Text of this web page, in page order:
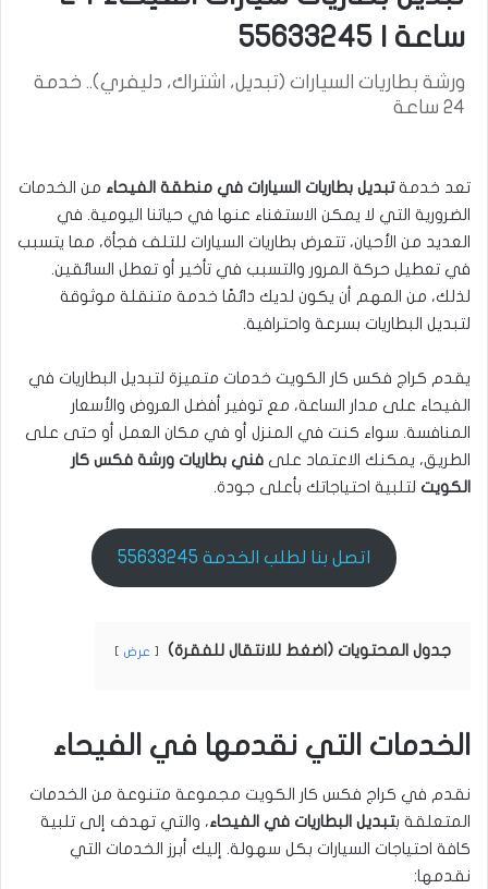
ساعة | 55633245
ورشة بطاريات السيارات (تبديل، اشتراك، دليفري).. خدمة
24 ساعة
تعد خدمةتبديل بطاريات السيارات في منطقة الفيحاء من الخدمات
الضرورية التي لا يمكن الاستغناء عنها في حياتنا اليومية. في
العديد من الأحيان، تتعرض بطاريات السيارات للتلف فجأة، مما يتسبب
في تعطيل حركة المرور والتسبب في تأخير أو تعطل السائقين.
لذلك، من المهم أن يكون لديك دائمًا خدمة متنقلة موثوقة
لتبديل البطاريات بسرعة واحترافية.
يقدم كراج فكس كار الكويت خدمات متميزة لتبديل البطاريات في
الفيحاء على مدار الساعة، مع توفير أفضل العروض والأسعار
المنافسة. سواء كنت في المنزل أو في مكان العمل أو حتى على
الطريق، يمكنك الاعتماد على فني بطاريات ورشة فكس كار
الكويت لتلبية احتياجاتك بأعلى جودة.
اتصل بنا لطلب الخدمة 55633245
جدول المحتويات (اضغط للانتقال للفقرة) عرض
الخدمات التي نقدمها في الفيحاء
نقدم في كراج فكس كار الكويت مجموعة متنوعة من الخدمات
المتعلقة بتبديل البطاريات في الفيحاء، والتي تهدف إلى تلبية
كافة احتياجات السيارات بكل سهولة. إليك أبرز الخدمات التي
نقدمها: